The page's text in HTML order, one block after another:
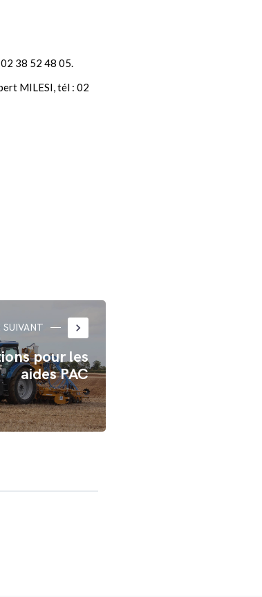
38 52 48 05.
MILESI, tél : 02
keyboard_arrow_right
pour les
aides PAC